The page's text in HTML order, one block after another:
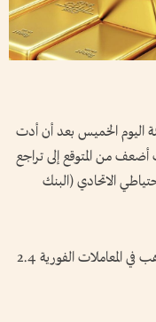
اليوم الخميس بعد ‌أن ​أدت
أضعف من المتوقع إلى تراجع
الاتحادي (البنك
وبحلول الساعة 1300 بتوقيت جرينتش، زاد الذهب في المعاملات ⁠الفورية 2.4